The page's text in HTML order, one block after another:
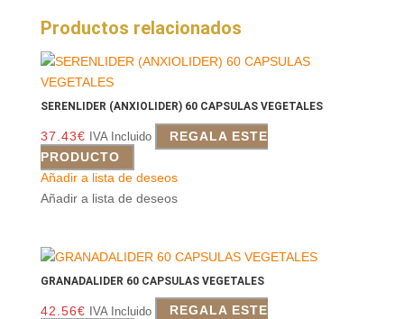
Productos relacionados
SERENLIDER (ANXIOLIDER) 60 CAPSULAS VEGETALES
37.43€ IVA Incluido
REGALA ESTE
PRODUCTO
Añadir a lista de deseos
Añadir a lista de deseos
GRANADALIDER 60 CAPSULAS VEGETALES
42.56€ IVA Incluido
REGALA ESTE